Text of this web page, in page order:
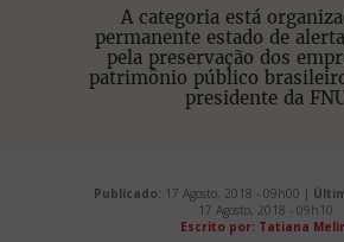
A categoria está
permanente estado de
pela preservação dos
patrimônio público
presidente da
Publicado: 17 Agosto, 2018 - 09h00 |
17 Agosto, 2018 - 09h10
Escrito por: Tatiana